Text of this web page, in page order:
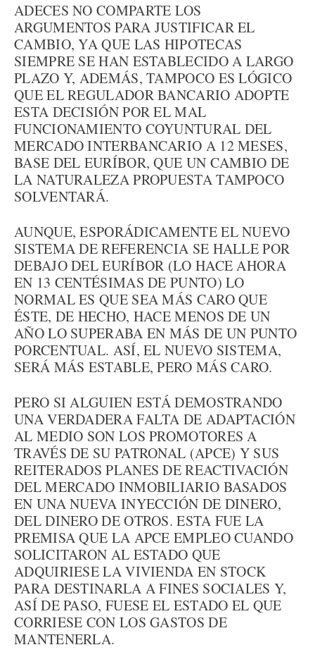
ADECES NO COMPARTE LOS
ARGUMENTOS PARA JUSTIFICAR EL
CAMBIO, YA QUE LAS HIPOTECAS
SIEMPRE SE HAN ESTABLECIDO A LARGO
PLAZO Y, ADEMÁS, TAMPOCO ES LÓGICO
QUE EL REGULADOR BANCARIO ADOPTE
ESTA DECISIÓN POR EL MAL
FUNCIONAMIENTO COYUNTURAL DEL
MERCADO INTERBANCARIO A 12 MESES,
BASE DEL EURÍBOR, QUE UN CAMBIO DE
LA NATURALEZA PROPUESTA TAMPOCO
SOLVENTARÁ.
AUNQUE, ESPORÁDICAMENTE EL NUEVO
SISTEMA DE REFERENCIA SE HALLE POR
DEBAJO DEL EURÍBOR (LO HACE AHORA
EN 13 CENTÉSIMAS DE PUNTO) LO
NORMAL ES QUE SEA MÁS CARO QUE
ÉSTE, DE HECHO, HACE MENOS DE UN
AÑO LO SUPERABA EN MÁS DE UN PUNTO
PORCENTUAL. ASÍ, EL NUEVO SISTEMA,
SERÁ MÁS ESTABLE, PERO MÁS CARO.
PERO SI ALGUIEN ESTÁ DEMOSTRANDO
UNA VERDADERA FALTA DE ADAPTACIÓN
AL MEDIO SON LOS PROMOTORES A
TRAVÉS DE SU PATRONAL (APCE) Y SUS
REITERADOS PLANES DE REACTIVACIÓN
DEL MERCADO INMOBILIARIO BASADOS
EN UNA NUEVA INYECCIÓN DE DINERO,
DEL DINERO DE OTROS. ESTA FUE LA
PREMISA QUE LA APCE EMPLEO CUANDO
SOLICITARON AL ESTADO QUE
ADQUIRIESE LA VIVIENDA EN STOCK
PARA DESTINARLA A FINES SOCIALES Y,
ASÍ DE PASO, FUESE EL ESTADO EL QUE
CORRIESE CON LOS GASTOS DE
MANTENERLA.